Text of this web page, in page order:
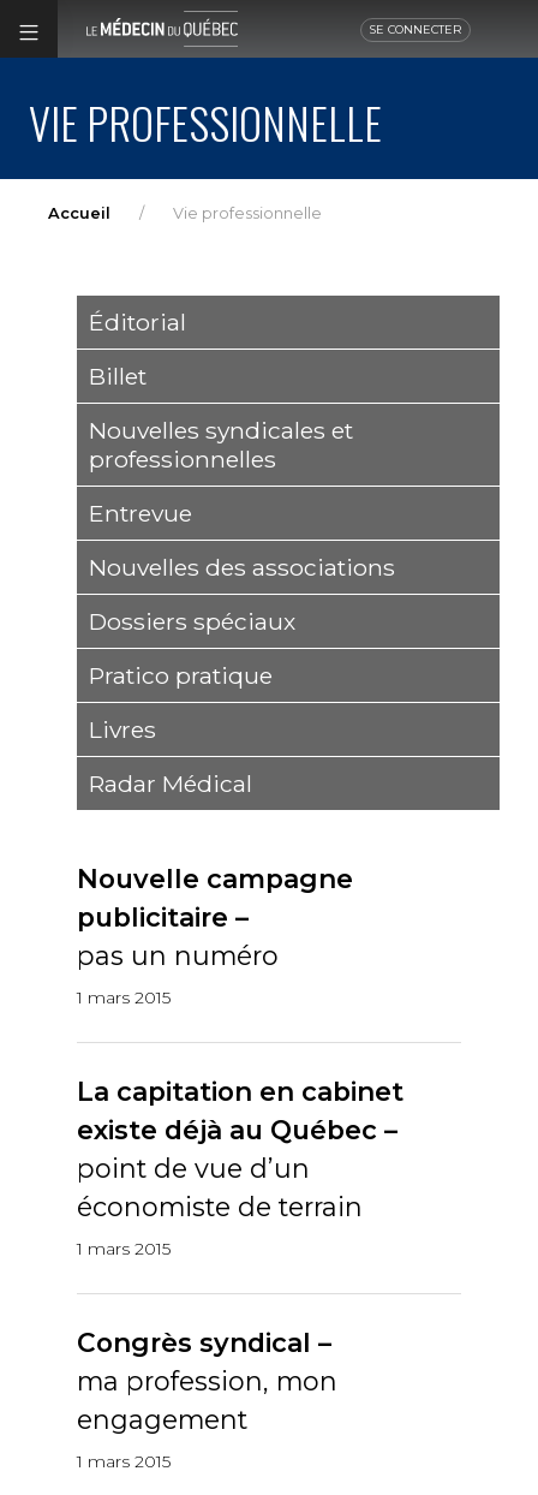
SE CONNECTER
VIE PROFESSIONNELLE
Accueil Vie professionnelle
Éditorial
Billet
Nouvelles syndicales et
professionnelles
Entrevue
Nouvelles des associations
Dossiers spéciaux
Pratico pratique
Livres
Radar Médical
Nouvelle campagne
publicitaire –
pas un numéro
1 mars 2015
La capitation en cabinet
existe déjà au Québec –
point de vue d’un
économiste de terrain
1 mars 2015
Congrès syndical –
ma profession, mon
engagement
1 mars 2015